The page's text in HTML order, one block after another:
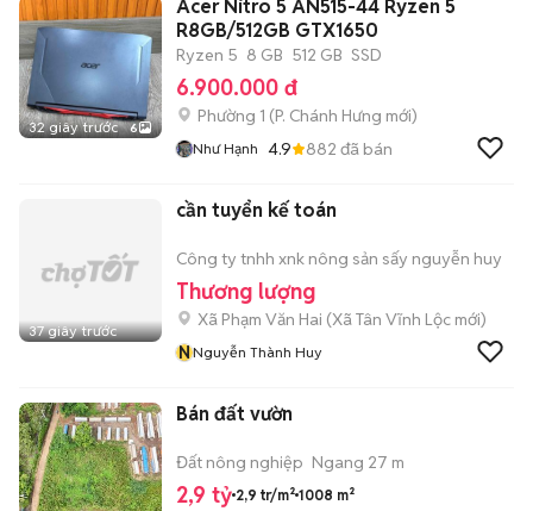
32 giây trước 6
Acer Nitro 5 AN515-44 Ryzen 5
R8GB/512GB GTX1650
Ryzen 5 8 GB 512 GB SSD
6.900.000 đ
Phường 1 (P. Chánh Hưng mới)
Như Hạnh 4.9 882 đã bán
37 giây trước
cần tuyển kế toán
Công ty tnhh xnk nông sản sấy nguyễn huy
Thương lượng
Xã Phạm Văn Hai (Xã Tân Vĩnh Lộc mới)
NNguyễn Thành Huy
Bán đất vườn
Đất nông nghiệp Ngang 27 m
2,9 tỷ 2,9 tr/m² 1008 m²